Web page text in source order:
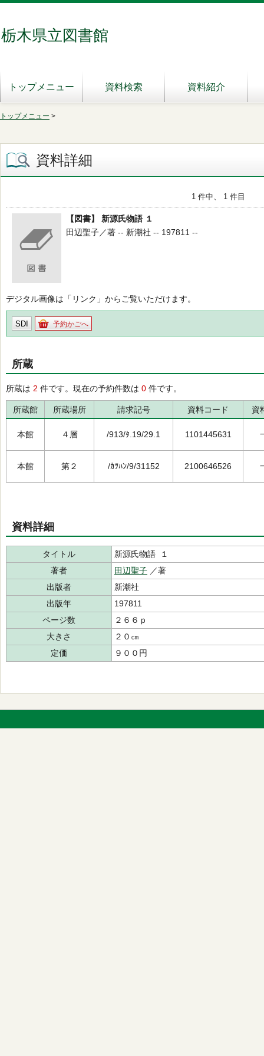
栃木県立図書館
トップメニュー 資料検索 資料紹介
トップメニュー >
資料詳細
1 件中、 1 件目
【図書】 新源氏物語 １
田辺聖子／著 -- 新潮社 -- 197811 --
デジタル画像は「リンク」からご覧いただけます。
SDI 予約かごへ
所蔵
所蔵は 2 件です。現在の予約件数は 0 件です。
所蔵館 所蔵場所 請求記号 資料コード 資
本館 ４層 /913/ﾀ.19/29.1 1101445631
本館 第２ /ｶﾂﾊﾝ/9/31152 2100646526
資料詳細
タイトル
新源氏物語 １
著者
田辺聖子 ／著
出版者
新潮社
出版年
197811
ページ数
２６６ｐ
大きさ
２０㎝
定価
９００円